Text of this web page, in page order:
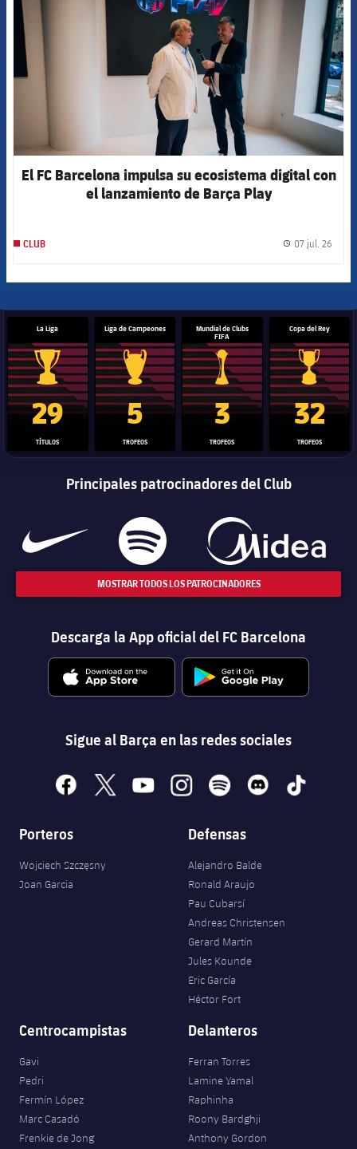
El FC Barcelona impulsa su ecosistema digital con
el lanzamiento de Barça Play
CLUB 07 jul. 26
La Liga
Trofeo de La Liga
29
TÍTULOS
Liga de Campeones
Trofeo de la Liga de Campeones
5
TROFEOS
Mundial de Clubs
FIFA
Trofeo del Mundial de
3
TROFEOS
Copa del Rey
Copa del
32
TROFEOS
Principales patrocinadores del Club
MOSTRAR TODOS LOS PATROCINADORES
Descarga la App oficial del FC Barcelona
Sigue al Barça en las redes sociales
facebook
x youtubeinstagramspotify discord tiktok
Porteros
Wojciech Szczęsny
Joan Garcia
Defensas
Alejandro Balde
Ronald Araujo
Pau Cubarsí
Andreas Christensen
Gerard Martín
Jules Kounde
Eric García
Héctor Fort
Centrocampistas
Gavi
Pedri
Fermín López
Marc Casadó
Frenkie de Jong
Delanteros
Ferran Torres
Lamine Yamal
Raphinha
Roony Bardghji
Anthony Gordon